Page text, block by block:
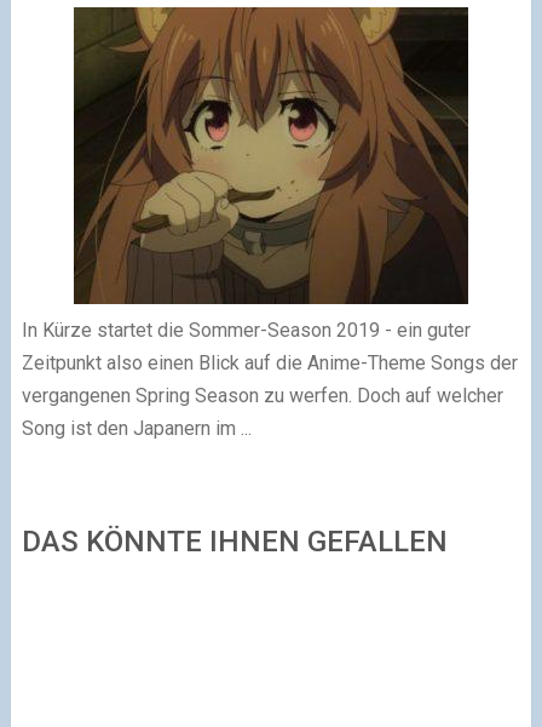
In Kürze startet die Sommer-Season 2019 - ein guter
Zeitpunkt also einen Blick auf die Anime-Theme Songs der
vergangenen Spring Season zu werfen. Doch auf welcher
Song ist den Japanern im ...
DAS KÖNNTE IHNEN GEFALLEN